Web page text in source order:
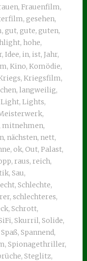
, Frauenfilm,
, gesehen,
, gut, gute, guten,
, hohe,
, Idee, in, ist, Jahr,
, Kino, Komödie,
, Kriegsfilm,
, langweilig,
Light, Lights,
,
mitnehmen,
, nächsten, nett,
, ok, Out, Palast,
, raus, reich,
, Sau,
, Schlechte,
, schlechteres,
, Schrott,
, Skurril, Solide,
Spaß, Spannend,
, Spionagethriller,
, Steglitz,